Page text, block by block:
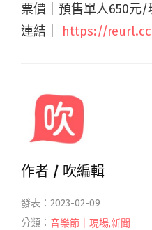
票價｜預售單人650元/
連結｜ https://
作者 / 吹編輯
發表：2023-02-09
分類： 音樂節｜現場,新聞